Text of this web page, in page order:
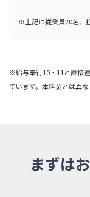
※上記は従業員20名、
※給与奉行10・11と直接
ています。本料金とは異
まずは